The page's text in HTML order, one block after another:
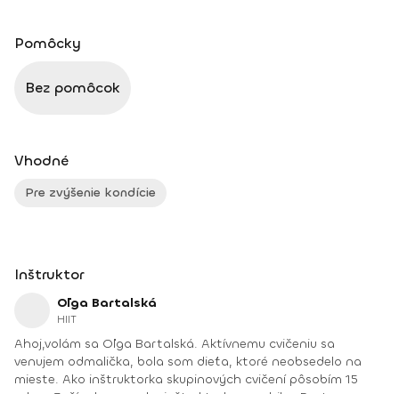
Pomôcky
Bez pomôcok
Vhodné
Pre zvýšenie kondície
Inštruktor
Oľga Bartalská
HIIT
Ahoj,volám sa Oľga Bartalská. Aktívnemu cvičeniu sa
venujem odmalička, bola som dieťa, ktoré neobsedelo na
mieste. Ako inštruktorka skupinových cvičení pôsobím 15